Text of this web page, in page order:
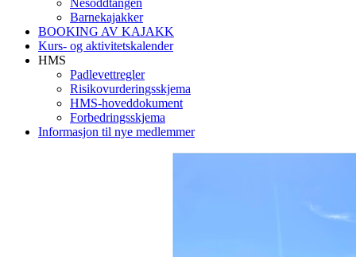
Nesoddtangen
Barnekajakker
BOOKING AV KAJAKK
Kurs- og aktivitetskalender
HMS
Padlevettregler
Risikovurderingsskjema
HMS-hoveddokument
Forbedringsskjema
Informasjon til nye medlemmer